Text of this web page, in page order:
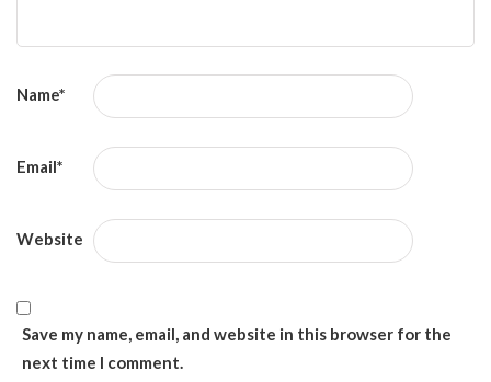
Name*
Email*
Website
Save my name, email, and website in this browser for the
next time I comment.